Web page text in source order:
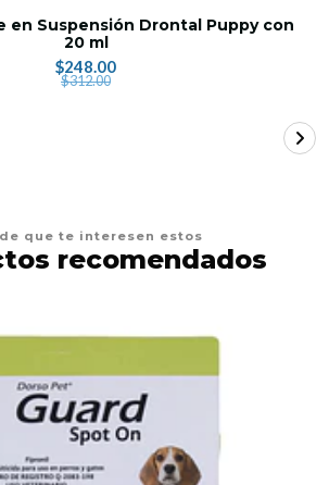
en Suspensión Drontal Puppy con
20 ml
$248.00
$312.00
que te interesen estos
recomendados